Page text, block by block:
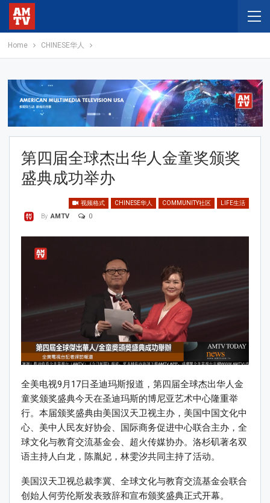
Home CHINESE华人
第四届全球杰出华人金童奖颁奖
盛典成功举办
视频格式 CHINESE华人 COMMUNITY社区 LIFE生活
By AMTV 0
全美电视9月17日圣迪玛斯报道，第四届全球杰出华人金
童奖颁奖盛典今天在圣迪玛斯的博尼亚艺术中心隆重举
行。本届颁奖盛典由美国汉天卫视主办，美国中国文化中
心、美中人民友好协会、国际商务促进中心联合主办，全
球文化与教育交流基金会、超火传媒协办。洛杉矶著名双
语主持人白龙，陈胤妃，林雯汐共同主持了活动。
美国汉天卫视总裁李冀、全球文化与教育交流基金会联合
创始人何劳伦斯发表致辞和宣布颁奖盛典正式开幕。